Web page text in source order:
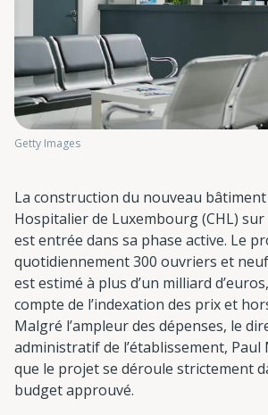
Getty Images
La construction du nouveau
Hospitalier de Luxembourg (CHL) sur
est entrée dans sa phase active. Le
quotidiennement 300 ouvriers et
est estimé à plus d’un milliard
compte de l’indexation des prix et
Malgré l’ampleur des dépenses, le
administratif de l’établissement, Paul
que le projet se déroule strictement
budget approuvé.